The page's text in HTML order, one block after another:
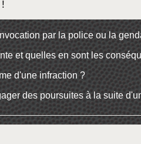
par la police ou la
et quelles en sont les
d'une infraction ?
des poursuites à la suite